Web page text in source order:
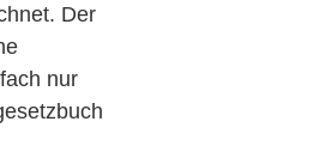
Der
nur